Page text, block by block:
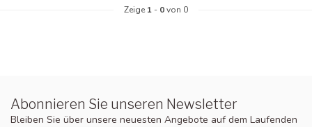
Zeige 1 - 0von 0
Abonnieren Sie unseren Newsletter
Bleiben Sie über unsere neuesten Angebote auf dem Laufenden